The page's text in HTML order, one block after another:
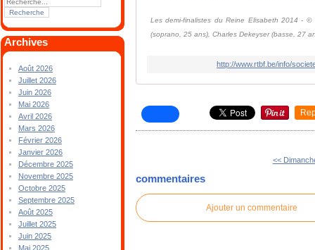
Archives
Août 2026
Juillet 2026
Juin 2026
Mai 2026
Avril 2026
Mars 2026
Février 2026
Janvier 2026
Décembre 2025
Novembre 2025
Octobre 2025
Septembre 2025
Août 2025
Juillet 2025
Juin 2025
Mai 2025
Les demi-finalistes du Reine Elisabeth 2014 -
(soprano, 25 ans), Charles Dekeyser (basse, 27
http://www.rtbf.be/info/
<<
commentaires
Ajouter un commentaire